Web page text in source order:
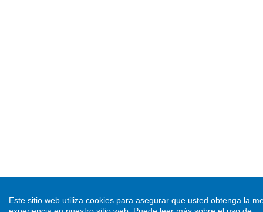
Este sitio web utiliza cookies para asegurar que usted obtenga la